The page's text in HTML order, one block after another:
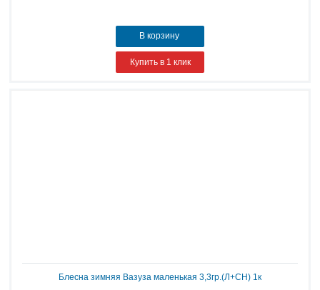
В корзину
Купить в 1 клик
Блесна зимняя Вазуза маленькая 3,3гр.(Л+СН) 1к